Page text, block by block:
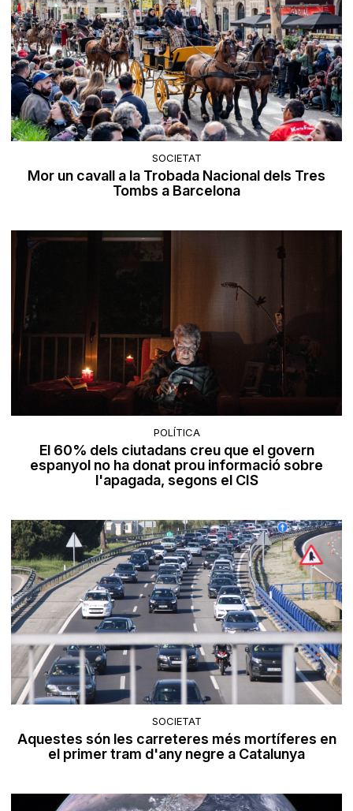
SOCIETAT
Mor un cavall a la Trobada Nacional dels Tres
Tombs a Barcelona
POLÍTICA
El 60% dels ciutadans creu que el govern
espanyol no ha donat prou informació sobre
l'apagada, segons el CIS
SOCIETAT
Aquestes són les carreteres més mortíferes en
el primer tram d'any negre a Catalunya